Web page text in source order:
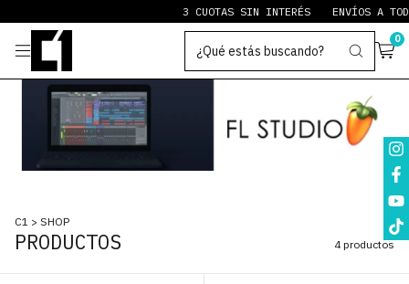
3 CUOTAS SIN INTERÉS ENVÍOS A
0
C1 > SHOP
PRODUCTOS 4 productos